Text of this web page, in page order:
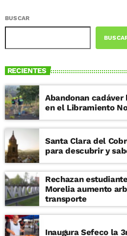
BUSCAR
RECIENTES
Abandonan cadáver
en el Libramiento
Santa Clara del
para descubrir y
Rechazan
Morelia aumento arbitrario de pasaje del
transporte
Inaugura Sefeco la